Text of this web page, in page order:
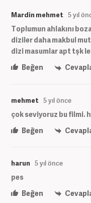
Mardin mehmet 5 yıl
Toplumun ahlakını
diziler daha makbul
dizi masumlar apt tşk
Beğen
mehmet 5 yıl önce
çok seviyoruz bu filmi.
Beğen
harun 5 yıl önce
pes
Beğen